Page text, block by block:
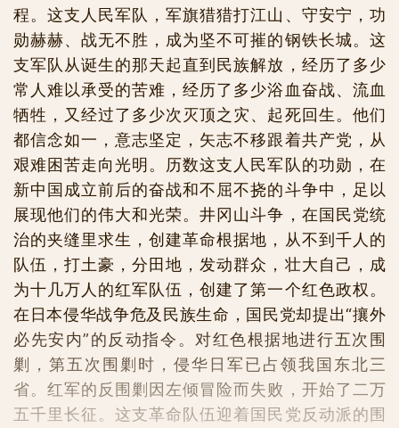
程。这支人民军队，军旗猎猎打江山、守安宁，功
勋赫赫、战无不胜，成为坚不可摧的钢铁长城。这
支军队从诞生的那天起直到民族解放，经历了多少
常人难以承受的苦难，经历了多少浴血奋战、流血
牺牲，又经过了多少次灭顶之灾、起死回生。他们
都信念如一，意志坚定，矢志不移跟着共产党，从
艰难困苦走向光明。历数这支人民军队的功勋，在
新中国成立前后的奋战和不屈不挠的斗争中，足以
展现他们的伟大和光荣。井冈山斗争，在国民党统
治的夹缝里求生，创建革命根据地，从不到千人的
队伍，打土豪，分田地，发动群众，壮大自己，成
为十几万人的红军队伍，创建了第一个红色政权。
在日本侵华战争危及民族生命，国民党却提出“攘外
必先安内”的反动指令。对红色根据地进行五次围
剿，第五次围剿时，侵华日军已占领我国东北三
省。红军的反围剿因左倾冒险而失败，开始了二万
五千里长征。这支革命队伍迎着国民党反动派的围